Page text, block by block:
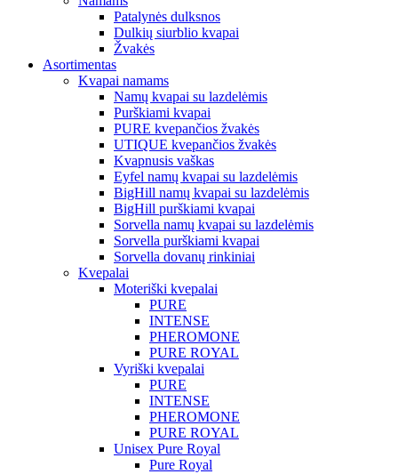
Patalynės dulksnos
Dulkių siurblio kvapai
Žvakės
Asortimentas
Kvapai namams
Namų kvapai su lazdelėmis
Purškiami kvapai
PURE kvepančios žvakės
UTIQUE kvepančios žvakės
Kvapnusis vaškas
Eyfel namų kvapai su lazdelėmis
BigHill namų kvapai su lazdelėmis
BigHill purškiami kvapai
Sorvella namų kvapai su lazdelėmis
Sorvella purškiami kvapai
Sorvella dovanų rinkiniai
Kvepalai
Moteriški kvepalai
PURE
INTENSE
PHEROMONE
PURE ROYAL
Vyriški kvepalai
PURE
INTENSE
PHEROMONE
PURE ROYAL
Unisex Pure Royal
Pure Royal